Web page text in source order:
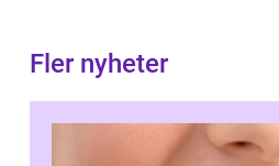
Fler nyheter